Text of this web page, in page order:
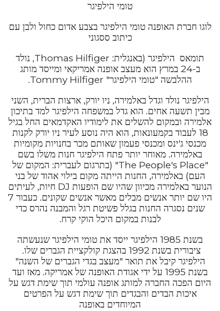
טומי הילפיגר
לוגו חברת האופנה טומי הילפיגר בצבע אדום כחול ולבן עם
כיתוב ססגוני
תומאס הילפיגר (באנגלית: Thomas Hilfiger, נולד
ב-24 במרץ הוא מעצב אופנה אמריקאי ומייסד מותג
ההלבשה "טומי הילפיגר" Tommy Hilfiger.
הילפיגר נולד וגדל באלמירה, ניו יורק, ארצות הברית, השני
מבין תשעה אחים. הוא גדל במשפחה הילפיגר למד בתיכון
אלמירה ובמקום להשלים את לימודיו האקדמאים החל בגיל
18 לעבוד בקמעונאות, הוא היה נוסע לעיר ניו יורק לקנות
מכנסי ג'ינס ומכנסי פעמון שאותם מכר בחנויות מקומיות
באלמירה. מאוחר יותר פתח הילפיגר חנות משלו בשם
"The People's Place" (בתרגום לעברית: המקום של
העם) באלמירה, החנות הייתה מקום בילוי אהוד של בני
הנוער באלמירה מכיוון שהיו שם הופעות DJ חיות, לעיתים
היו שם יותר אנשים מבלים מאשר אנשים שקונים. כעבור 7
שנים נסגרה החנות בגלל פשיטת רגל והמבנה נהרס כדי
לבנות במקום היכל הוקי קרח.
בשנת 1985 הילפיגר ייסד את טומי הילפיגר שנעשתה
ציבורית בשנת 1992 בהצגת קולקציית הגברים שלו.
הילפיגר קיבל את תואר "מעצב בגדי הגברים של השנה"
בשנת 1995 על ידי אגודת האופנה של אמריקה. מאז ועד
היום הפכה החברה למותג אופנה עולמי תוך שימת דגש על
איכות הבדים והבגדים תוך שימת דגש על הפרטים
המיוחדים באופנה